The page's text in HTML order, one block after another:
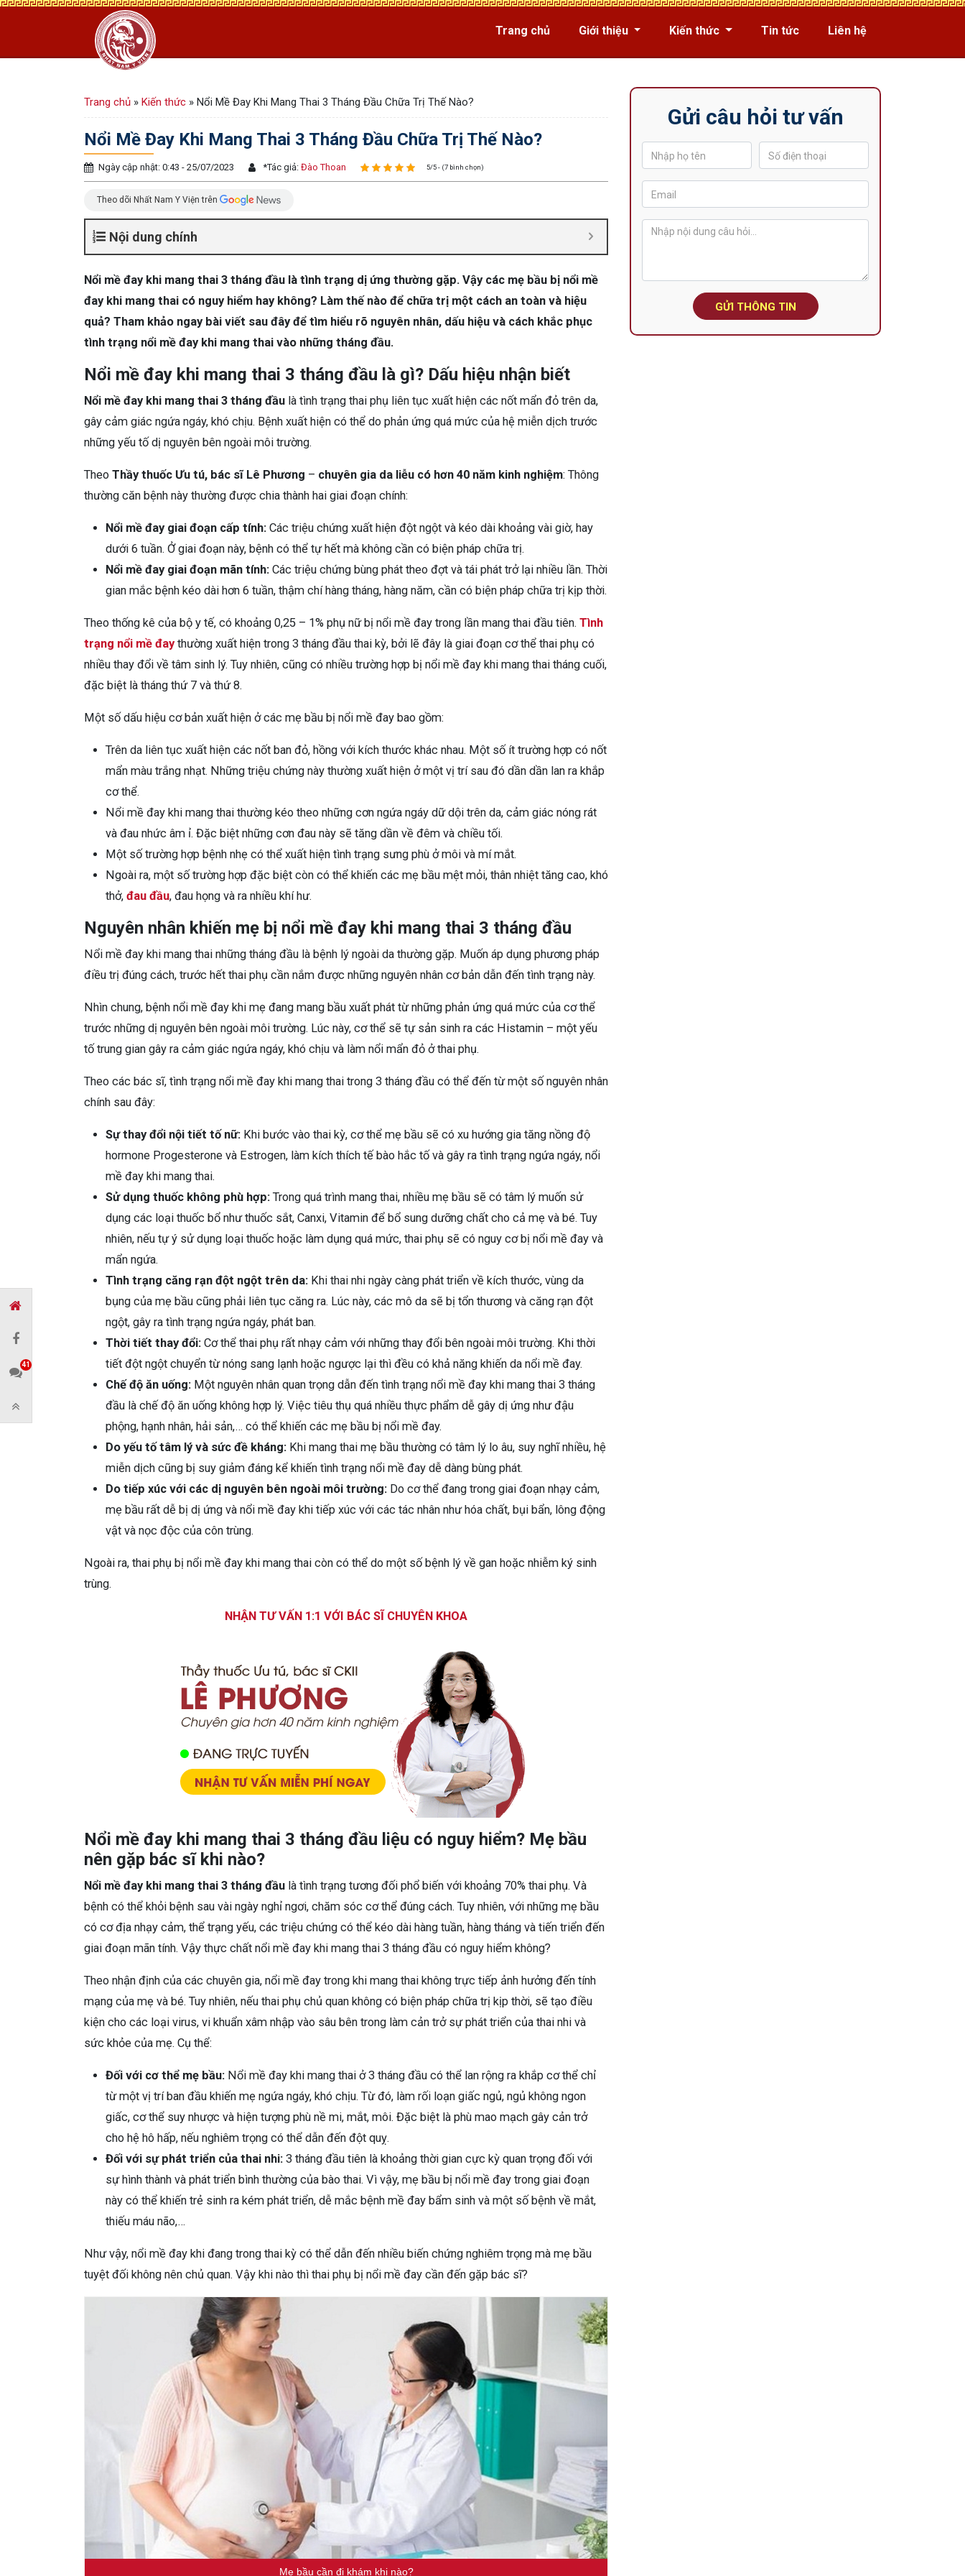
Trang chủ Giới thiệu Kiến thức Tin tức Liên hệ
Trang chủ » Kiến thức » Nổi Mề Đay Khi Mang Thai 3 Tháng Đầu Chữa Trị Thế Nào?
Nổi Mề Đay Khi Mang Thai 3 Tháng Đầu Chữa Trị Thế Nào?
Ngày cập nhật: 0:43 - 25/07/2023 *Tác giả: Đào Thoan 5/5 - (7 bình chọn)
Theo dõi Nhất Nam Y Viện trên
Nội dung chính
Nổi mề đay khi mang thai 3 tháng đầu là tình trạng dị ứng thường gặp. Vậy các mẹ bầu bị nổi mề
đay khi mang thai có nguy hiểm hay không? Làm thế nào để chữa trị một cách an toàn và hiệu
quả? Tham khảo ngay bài viết sau đây để tìm hiểu rõ nguyên nhân, dấu hiệu và cách khắc phục
tình trạng nổi mề đay khi mang thai vào những tháng đầu.
Nổi mề đay khi mang thai 3 tháng đầu là gì? Dấu hiệu nhận biết
Nổi mề đay khi mang thai 3 tháng đầu là tình trạng thai phụ liên tục xuất hiện các nốt mẩn đỏ trên da,
gây cảm giác ngứa ngáy, khó chịu. Bệnh xuất hiện có thể do phản ứng quá mức của hệ miễn dịch trước
những yếu tố dị nguyên bên ngoài môi trường.
Theo Thầy thuốc Ưu tú, bác sĩ Lê Phương – chuyên gia da liễu có hơn 40 năm kinh nghiệm: Thông
thường căn bệnh này thường được chia thành hai giai đoạn chính:
Nổi mề đay giai đoạn cấp tính: Các triệu chứng xuất hiện đột ngột và kéo dài khoảng vài giờ, hay
dưới 6 tuần. Ở giai đoạn này, bệnh có thể tự hết mà không cần có biện pháp chữa trị.
Nổi mề đay giai đoạn mãn tính: Các triệu chứng bùng phát theo đợt và tái phát trở lại nhiều lần. Thời
gian mắc bệnh kéo dài hơn 6 tuần, thậm chí hàng tháng, hàng năm, cần có biện pháp chữa trị kịp thời.
Theo thống kê của bộ y tế, có khoảng 0,25 – 1% phụ nữ bị nổi mề đay trong lần mang thai đầu tiên. Tình
trạng nổi mề đay thường xuất hiện trong 3 tháng đầu thai kỳ, bởi lẽ đây là giai đoạn cơ thể thai phụ có
nhiều thay đổi về tâm sinh lý. Tuy nhiên, cũng có nhiều trường hợp bị nổi mề đay khi mang thai tháng cuối,
đặc biệt là tháng thứ 7 và thứ 8.
Một số dấu hiệu cơ bản xuất hiện ở các mẹ bầu bị nổi mề đay bao gồm:
Trên da liên tục xuất hiện các nốt ban đỏ, hồng với kích thước khác nhau. Một số ít trường hợp có nốt
mẩn màu trắng nhạt. Những triệu chứng này thường xuất hiện ở một vị trí sau đó dần dần lan ra khắp
cơ thể.
Nổi mề đay khi mang thai thường kéo theo những cơn ngứa ngáy dữ dội trên da, cảm giác nóng rát
và đau nhức âm ỉ. Đặc biệt những cơn đau này sẽ tăng dần về đêm và chiều tối.
Một số trường hợp bệnh nhẹ có thể xuất hiện tình trạng sưng phù ở môi và mí mắt.
Ngoài ra, một số trường hợp đặc biệt còn có thể khiến các mẹ bầu mệt mỏi, thân nhiệt tăng cao, khó
thở, đau đầu, đau họng và ra nhiều khí hư.
Nguyên nhân khiến mẹ bị nổi mề đay khi mang thai 3 tháng đầu
Nổi mề đay khi mang thai những tháng đầu là bệnh lý ngoài da thường gặp. Muốn áp dụng phương pháp
điều trị đúng cách, trước hết thai phụ cần nắm được những nguyên nhân cơ bản dẫn đến tình trạng này.
Nhìn chung, bệnh nổi mề đay khi mẹ đang mang bầu xuất phát từ những phản ứng quá mức của cơ thể
trước những dị nguyên bên ngoài môi trường. Lúc này, cơ thể sẽ tự sản sinh ra các Histamin – một yếu
tố trung gian gây ra cảm giác ngứa ngáy, khó chịu và làm nổi mẩn đỏ ở thai phụ.
Theo các bác sĩ, tình trạng nổi mề đay khi mang thai trong 3 tháng đầu có thể đến từ một số nguyên nhân
chính sau đây:
Sự thay đổi nội tiết tố nữ: Khi bước vào thai kỳ, cơ thể mẹ bầu sẽ có xu hướng gia tăng nồng độ
hormone Progesterone và Estrogen, làm kích thích tế bào hắc tố và gây ra tình trạng ngứa ngáy, nổi
mề đay khi mang thai.
Sử dụng thuốc không phù hợp: Trong quá trình mang thai, nhiều mẹ bầu sẽ có tâm lý muốn sử
dụng các loại thuốc bổ như thuốc sắt, Canxi, Vitamin để bổ sung dưỡng chất cho cả mẹ và bé. Tuy
nhiên, nếu tự ý sử dụng loại thuốc hoặc làm dụng quá mức, thai phụ sẽ có nguy cơ bị nổi mề đay và
mẩn ngứa.
Tình trạng căng rạn đột ngột trên da: Khi thai nhi ngày càng phát triển về kích thước, vùng da
bụng của mẹ bầu cũng phải liên tục căng ra. Lúc này, các mô da sẽ bị tổn thương và căng rạn đột
ngột, gây ra tình trạng ngứa ngáy, phát ban.
Thời tiết thay đổi: Cơ thể thai phụ rất nhạy cảm với những thay đổi bên ngoài môi trường. Khi thời
tiết đột ngột chuyển từ nóng sang lạnh hoặc ngược lại thì đều có khả năng khiến da nổi mề đay.
Chế độ ăn uống: Một nguyên nhân quan trọng dẫn đến tình trạng nổi mề đay khi mang thai 3 tháng
đầu là chế độ ăn uống không hợp lý. Việc tiêu thụ quá nhiều thực phẩm dễ gây dị ứng như đậu
phộng, hạnh nhân, hải sản,… có thể khiến các mẹ bầu bị nổi mề đay.
Do yếu tố tâm lý và sức đề kháng: Khi mang thai mẹ bầu thường có tâm lý lo âu, suy nghĩ nhiều, hệ
miễn dịch cũng bị suy giảm đáng kể khiến tình trạng nổi mề đay dễ dàng bùng phát.
Do tiếp xúc với các dị nguyên bên ngoài môi trường: Do cơ thể đang trong giai đoạn nhạy cảm,
mẹ bầu rất dễ bị dị ứng và nổi mề đay khi tiếp xúc với các tác nhân như hóa chất, bụi bẩn, lông động
vật và nọc độc của côn trùng.
Ngoài ra, thai phụ bị nổi mề đay khi mang thai còn có thể do một số bệnh lý về gan hoặc nhiễm ký sinh
trùng.
NHẬN TƯ VẤN 1:1 VỚI BÁC SĨ CHUYÊN KHOA
Nổi mề đay khi mang thai 3 tháng đầu liệu có nguy hiểm? Mẹ bầu
nên gặp bác sĩ khi nào?
Nổi mề đay khi mang thai 3 tháng đầu là tình trạng tương đối phổ biến với khoảng 70% thai phụ. Và
bệnh có thể khỏi bệnh sau vài ngày nghỉ ngơi, chăm sóc cơ thể đúng cách. Tuy nhiên, với những mẹ bầu
có cơ địa nhạy cảm, thể trạng yếu, các triệu chứng có thể kéo dài hàng tuần, hàng tháng và tiến triển đến
giai đoạn mãn tính. Vậy thực chất nổi mề đay khi mang thai 3 tháng đầu có nguy hiểm không?
Theo nhận định của các chuyên gia, nổi mề đay trong khi mang thai không trực tiếp ảnh hưởng đến tính
mạng của mẹ và bé. Tuy nhiên, nếu thai phụ chủ quan không có biện pháp chữa trị kịp thời, sẽ tạo điều
kiện cho các loại virus, vi khuẩn xâm nhập vào sâu bên trong làm cản trở sự phát triển của thai nhi và
sức khỏe của mẹ. Cụ thể:
Đối với cơ thể mẹ bầu: Nổi mề đay khi mang thai ở 3 tháng đầu có thể lan rộng ra khắp cơ thể chỉ
từ một vị trí ban đầu khiến mẹ ngứa ngáy, khó chịu. Từ đó, làm rối loạn giấc ngủ, ngủ không ngon
giấc, cơ thể suy nhược và hiện tượng phù nề mi, mắt, môi. Đặc biệt là phù mao mạch gây cản trở
cho hệ hô hấp, nếu nghiêm trọng có thể dẫn đến đột quỵ.
Đối với sự phát triển của thai nhi: 3 tháng đầu tiên là khoảng thời gian cực kỳ quan trọng đối với
sự hình thành và phát triển bình thường của bào thai. Vì vậy, mẹ bầu bị nổi mề đay trong giai đoạn
này có thể khiến trẻ sinh ra kém phát triển, dễ mắc bệnh mề đay bẩm sinh và một số bệnh về mắt,
thiếu máu não,…
Như vậy, nổi mề đay khi đang trong thai kỳ có thể dẫn đến nhiều biến chứng nghiêm trọng mà mẹ bầu
tuyệt đối không nên chủ quan. Vậy khi nào thì thai phụ bị nổi mề đay cần đến gặp bác sĩ?
Mẹ bầu cần đi khám khi nào?
Gửi câu hỏi tư vấn
GỬI THÔNG TIN
41